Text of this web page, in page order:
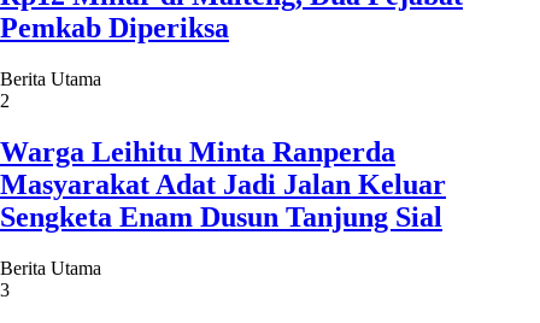
Pemkab Diperiksa
Berita Utama
2
Warga Leihitu Minta Ranperda
Masyarakat Adat Jadi Jalan Keluar
Sengketa Enam Dusun Tanjung Sial
Berita Utama
3